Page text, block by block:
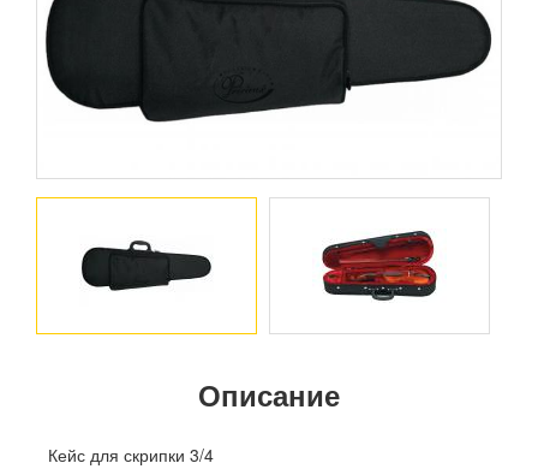
Описание
Кейс для скрипки 3/4